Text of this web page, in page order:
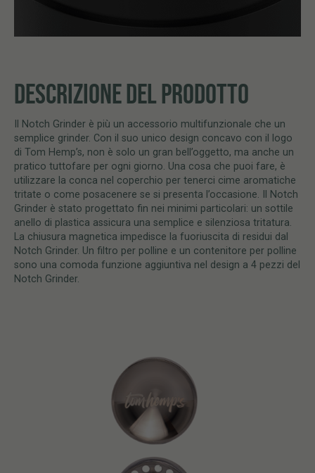
DESCRIZIONE DEL PRODOTTO
Il Notch Grinder è più un accessorio multifunzionale che un
semplice grinder. Con il suo unico design concavo con il logo
di Tom Hemp’s, non è solo un gran bell’oggetto, ma anche un
pratico tuttofare per ogni giorno. Una cosa che puoi fare, è
utilizzare la conca nel coperchio per tenerci cime aromatiche
tritate o come posacenere se si presenta l’occasione. Il Notch
Grinder è stato progettato fin nei minimi particolari: un sottile
anello di plastica assicura una semplice e silenziosa tritatura.
La chiusura magnetica impedisce la fuoriuscita di residui dal
Notch Grinder. Un filtro per polline e un contenitore per polline
sono una comoda funzione aggiuntiva nel design a 4 pezzi del
Notch Grinder.